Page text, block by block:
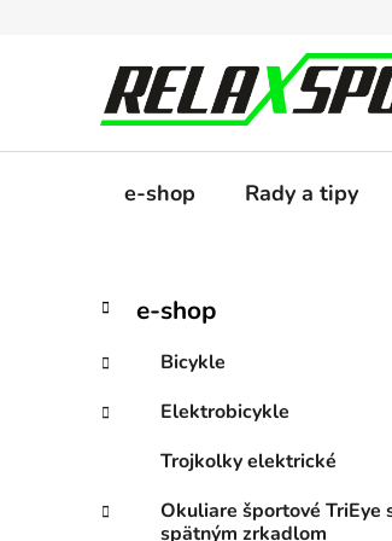
e-shop Rady a tipy
B
č
ý
n
Preskočiť
kategórie
K
a
e
g
ó
e
e-shop
Bicykle
Elektrobicykle
Trojkolky elektrické
Okuliare športové TriEye
spätným zrkadlom